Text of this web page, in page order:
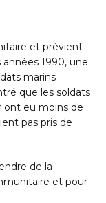
et prévient
1990, une
marins
que les soldats
ont eu moins de
pas pris de
de la
et pour